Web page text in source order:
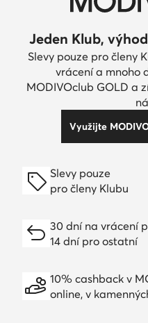
Jeden Klub,
Slevy pouze pro členy
vrácení a mnoho
MODIVOclub GOLD a
Využijte
Slevy pouze
pro členy Klubu
30 dní na vrácení
14 dní pro ostatní
10% cashback v
online, v